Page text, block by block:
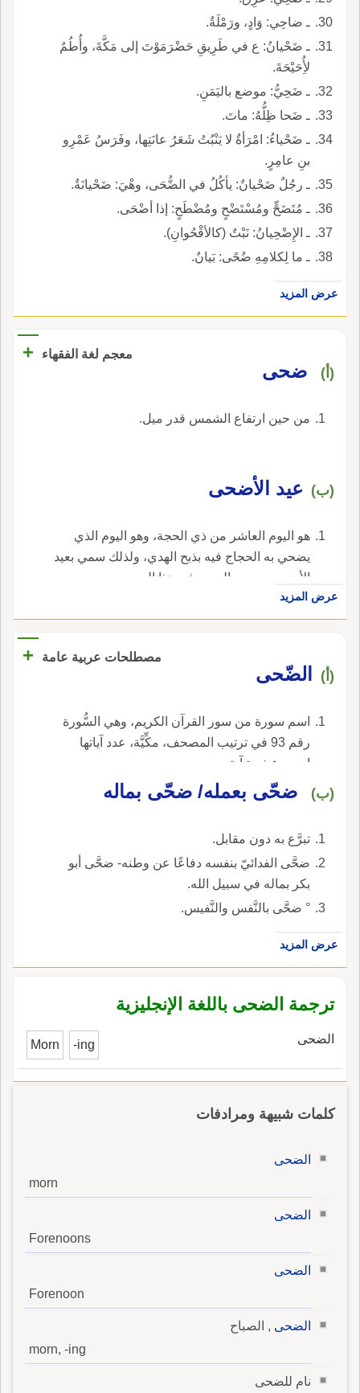
ـ ضاحِي: وَادٍ، ورَمْلَةٌ.
ـ ضَحْيانُ: ع في طَرِيقِ حَضْرَمَوْتَ إلى مَكَّةَ، وأُطُمٌ
لأُِحَيْحَةَ.
ـ ضَحِيُّ: موضع باليَمَنِ.
ـ ضَحا ظِلُّهُ: ماتَ.
ـ ضَحْياءُ: امْرَأةٌ لا يَنْبُتُ شَعَرُ عانَتِها، وفَرَسُ عَمْرِو
بنِ عامِرٍ.
ـ رجُلٌ ضَحْيانٌ: يأكُلُ في الضُّحَى، وهْيَ: ضَحْيانَةٌ.
ـ مُتَضَحٍّ ومُسْتَضْحٍ ومُضْطَحٍ: إذا أضْحَى.
ـ الإِضْحِيانُ: نَبْتٌ (كالأقْحُوانِ).
ـ ما لِكلامِهِ ضُحًى: بَيانٌ.
عرض المزيد
معجم لغة الفقهاء +
(أ) ‏ضحى‏
‏من حين ارتفاع الشمس قدر ميل‏.
(ب) عيد الأضحى
هو اليوم العاشر من ذي الحجة، وهو اليوم الذي
يضحي به الحجاج فيه بذبح الهدي، ولذلك سمي بعيد
الأضحى ويحرم الصوم في هذا اليوم.
عرض المزيد
مصطلحات عربية عامة +
(أ) الضّحى
اسم سورة من سور القرآن الكريم، وهي السُّورة
رقم 93 في ترتيب المصحف، مكِّيَّة، عدد آياتها
إحدى عشرة آية.
(ب) ضحّى بعمله/ ضحّى بماله
تبرَّع به دون مقابل.
ضحَّى الفدائيّ بنفسه دفاعًا عن وطنه- ضحَّى أبو
بكر بماله في سبيل الله.
° ضحَّى بالنَّفس والنَّفيس.
عرض المزيد
ترجمة الضحى باللغة الإنجليزية
الضحى Morn -ing
كلمات شبيهة ومرادفات
الضحى
morn
الضحى
Forenoons
الضحى
Forenoon
الضحى , الصباح
morn, -ing
نام للضحى